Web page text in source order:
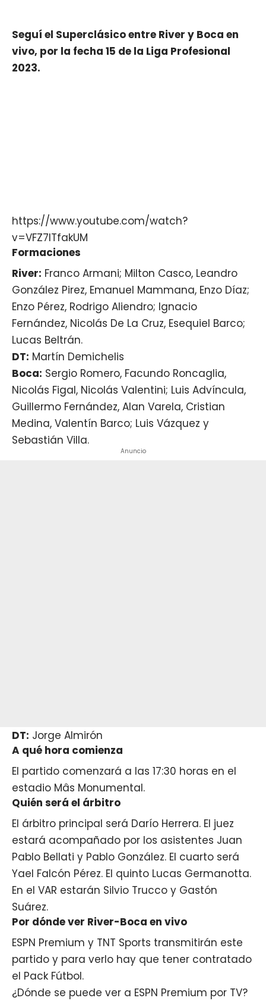
Seguí el Superclásico entre River y Boca en
vivo, por la fecha 15 de la Liga Profesional
2023.
https://www.youtube.com/watch?
v=VFZ7ITfakUM
Formaciones
River: Franco Armani; Milton Casco, Leandro
González Pirez, Emanuel Mammana, Enzo Díaz;
Enzo Pérez, Rodrigo Aliendro; Ignacio
Fernández, Nicolás De La Cruz, Esequiel Barco;
Lucas Beltrán.
DT: Martín Demichelis
Boca: Sergio Romero, Facundo Roncaglia,
Nicolás Figal, Nicolás Valentini; Luis Advíncula,
Guillermo Fernández, Alan Varela, Cristian
Medina, Valentín Barco; Luis Vázquez y
Sebastián Villa.
Anuncio
DT: Jorge Almirón
A qué hora comienza
El partido comenzará a las 17:30 horas en el
estadio Mâs Monumental.
Quién será el árbitro
El árbitro principal será Darío Herrera. El juez
estará acompañado por los asistentes Juan
Pablo Bellati y Pablo González. El cuarto será
Yael Falcón Pérez. El quinto Lucas Germanotta.
En el VAR estarán Silvio Trucco y Gastón
Suárez.
Por dónde ver River-Boca en vivo
ESPN Premium y TNT Sports transmitirán este
partido y para verlo hay que tener contratado
el Pack Fútbol.
¿Dónde se puede ver a ESPN Premium por TV?